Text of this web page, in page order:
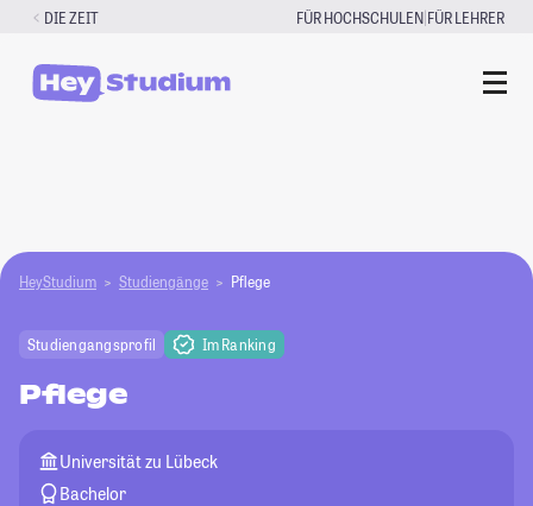
Zum
springen
DIE ZEIT FÜR HOCHSCHULEN|FÜR LEHRER
HeyStudium Studiengänge Pflege
Studiengangsprofil Im Ranking
Pflege
Universität zu Lübeck
Bachelor